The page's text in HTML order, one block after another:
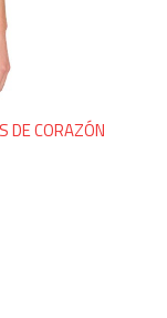
DE CORAZÓN